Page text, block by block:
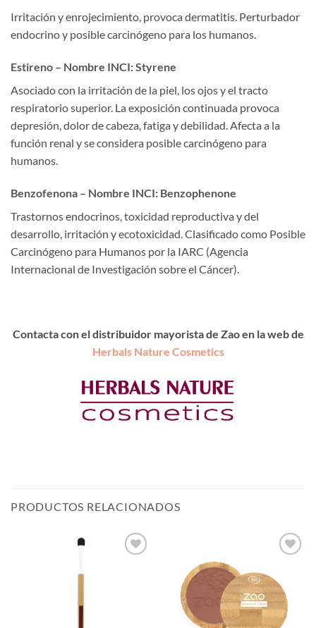
Irritación y enrojecimiento, provoca dermatitis. Perturbador
endocrino y posible carcinógeno para los humanos.
Estireno – Nombre INCI: Styrene
Asociado con la irritación de la piel, los ojos y el tracto
respiratorio superior. La exposición continuada provoca
depresión, dolor de cabeza, fatiga y debilidad. Afecta a la
función renal y se considera posible carcinógeno para
humanos.
Benzofenona – Nombre INCI: Benzophenone
Trastornos endocrinos, toxicidad reproductiva y del
desarrollo, irritación y ecotoxicidad. Clasificado como Posible
Carcinógeno para Humanos por la IARC (Agencia
Internacional de Investigación sobre el Cáncer).
Contacta con el distribuidor mayorista de Zao en la web de
Herbals Nature Cosmetics
PRODUCTOS RELACIONADOS
lista de
deseos